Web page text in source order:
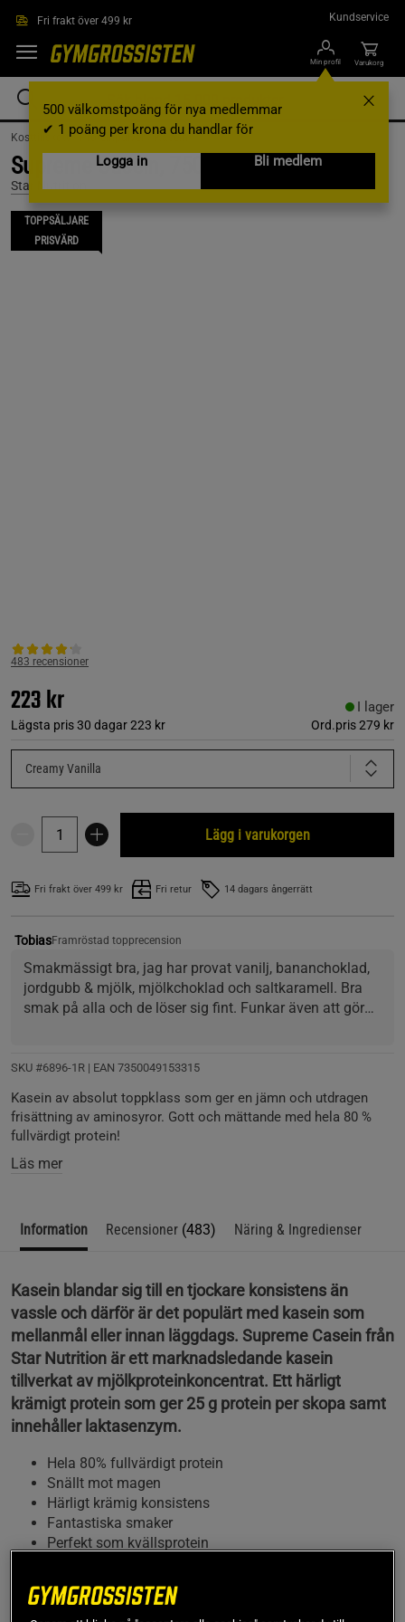
Fri frakt över 499 kr Kundservice
Min profil
500 välkomstpoäng för nya medlemmar
✔ 1 poäng per krona du handlar för
Logga in
Bli medlem
Varukorg
Kosttillskott /Proteinpulver / Kasein
Supreme Casein, 750g, Creamy Vanilla
Star Nutrition
TOPPSÄLJARE
PRISVÄRD
483 recensioner
223 kr
Lägsta pris 30 dagar223 kr Ord.pris279 kr
I lager
Creamy Vanilla
Lägg i varukorgen
Fri frakt över 499 kr Fri retur 14 dagars ångerrätt
TobiasFramröstad topprecension
Smakmässigt bra, jag har provat vanilj, bananchoklad,
jordgubb & mjölk, mjölkchoklad och saltkaramell. Bra
smak på alla och de löser sig fint. Funkar även att göra
SKU #6896-1R | EAN 7350049153315
Kasein av absolut toppklass som ger en jämn och utdragen
frisättning av aminosyror. Gott och mättande med hela 80 %
fullvärdigt protein!
Läs mer
Information Recensioner (483) Näring & Ingredienser
Kasein blandar sig till en tjockare konsistens än
vassle och därför är det populärt med kasein som
mellanmål eller innan läggdags. Supreme Casein från
Star Nutrition är ett marknadsledande kasein
tillverkat av mjölkproteinkoncentrat. Ett härligt
krämigt protein som ger 25 g protein per skopa samt
innehåller laktasenzym.
Hela 80% fullvärdigt protein
Snällt mot magen
Härligt krämig konsistens
Fantastiska smaker
Perfekt som kvällsprotein
Protein, essentiellt för att bygga muskler 💪
De resultat du får av din träning styrs i hög utsträckning av